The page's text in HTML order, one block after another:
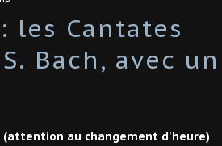
les Cantates
Bach, avec un
(attention au changement d'heure)